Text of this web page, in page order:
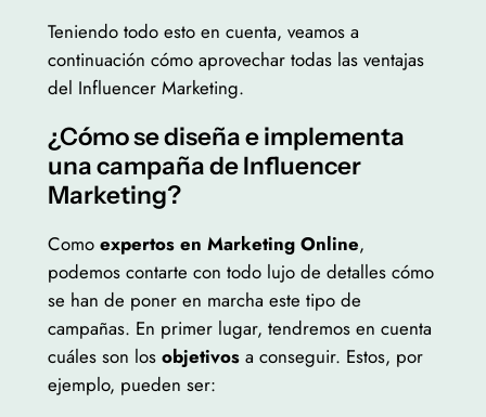
Teniendo todo esto en cuenta, veamos a
continuación cómo aprovechar todas las ventajas
del Influencer Marketing.
¿Cómo se diseña e implementa
una campaña de Influencer
Marketing?
Como expertos en Marketing Online,
podemos contarte con todo lujo de detalles cómo
se han de poner en marcha este tipo de
campañas. En primer lugar, tendremos en cuenta
cuáles son los objetivosa conseguir. Estos, por
ejemplo, pueden ser: